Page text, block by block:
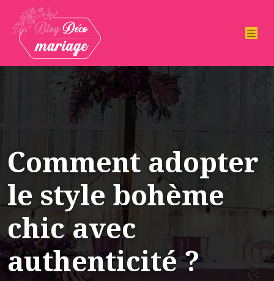
Comment adopter
le style bohème
chic avec
authenticité ?